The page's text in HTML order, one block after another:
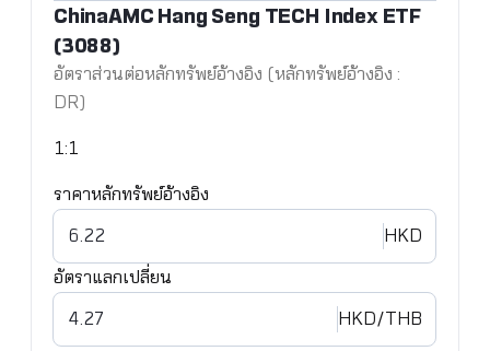
ChinaAMC Hang Seng TECH Index ETF
(3088)
อัตราส่วนต่อหลักทรัพย์อ้างอิง (หลักทรัพย์อ้างอิง :
DR)
1:1
ราคาหลักทรัพย์อ้างอิง
HKD
อัตราแลกเปลี่ยน
HKD/THB